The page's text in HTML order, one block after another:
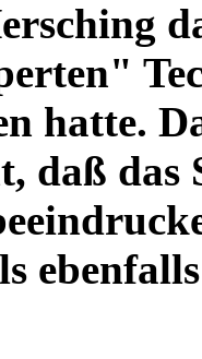
hatte.
daß das